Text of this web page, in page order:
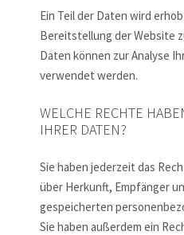
Ein Teil der Daten wird
Bereitstellung der Website
Daten können zur Analyse
verwendet werden.
WELCHE RECHTE
IHRER DATEN?
Sie haben jederzeit das
über Herkunft, Empfänger
gespeicherten
Sie haben außerdem ein